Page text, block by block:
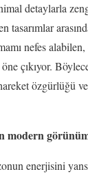
detaylarla
tasarımlar
nefes alabilen,
çıkıyor.
özgürlüğü
modern
enerjisini